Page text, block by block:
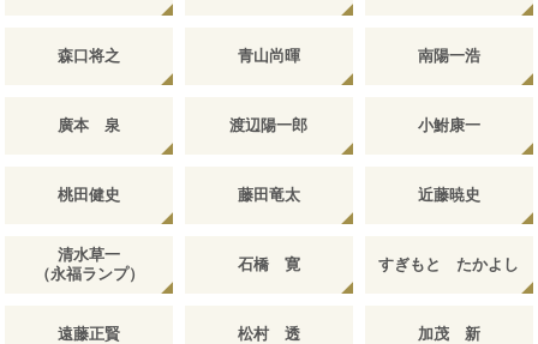
森口将之 青山尚暉 南陽一浩
廣本 泉 渡辺陽一郎 小鮒康一
桃田健史 藤田竜太 近藤暁史
清水草一
（永福ランプ）
石橋 寛 すぎもと たかよし
遠藤正賢 松村 透 加茂 新